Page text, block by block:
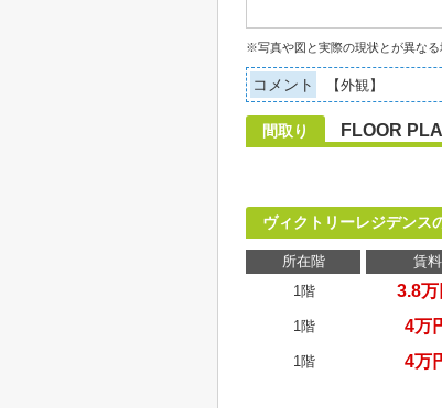
※写真や図と実際の現状とが異なる
コメント 【外観】
間取り FLOOR
ヴィクトリーレジデンス
所在階 賃料
1階
3.8万
1階 4万
1階 4万